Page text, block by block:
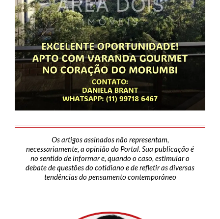
Os artigos assinados não representam,
necessariamente, a opinião do Portal. Sua publicação é
no sentido de informar e, quando o caso, estimular o
debate de questões do cotidiano e de refletir as diversas
tendências do pensamento contemporâneo